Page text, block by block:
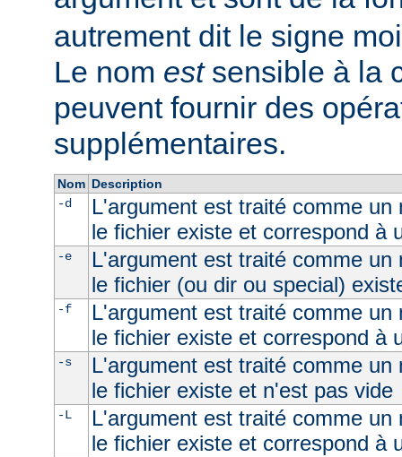
autrement dit le signe
Le nom estsensible à la
peuvent fournir des
supplémentaires.
Nom Description
-d
L'argument est traité comme un
le fichier existe et correspond à
-e
L'argument est traité comme un
le fichier (ou dir ou special)
-f
L'argument est traité comme un
le fichier existe et correspond à
-s
L'argument est traité comme un
le fichier existe et n'est pas vide
-L
L'argument est traité comme un
le fichier existe et correspond à